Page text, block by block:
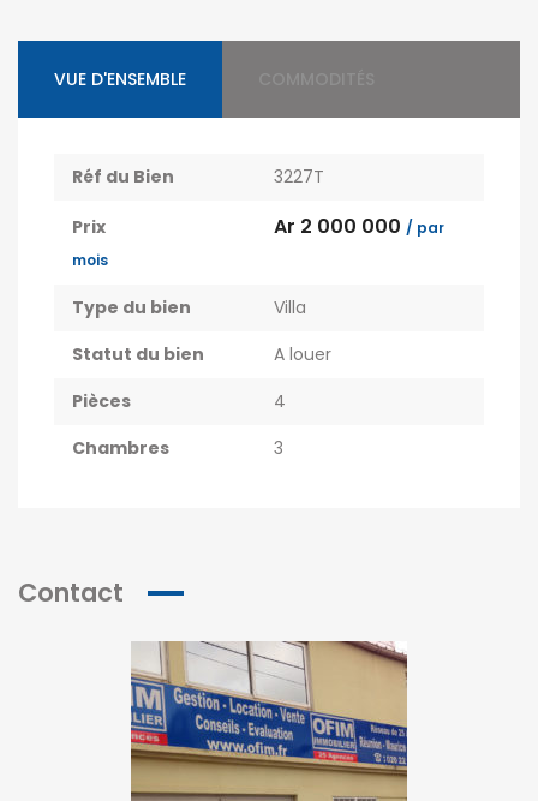
VUE D'ENSEMBLE
Réf du Bien 3227T
Prix Ar 2 000 000 / par
mois
Type du bien
Villa
Statut du bien
A louer
Pièces
4
Chambres
3
Contact